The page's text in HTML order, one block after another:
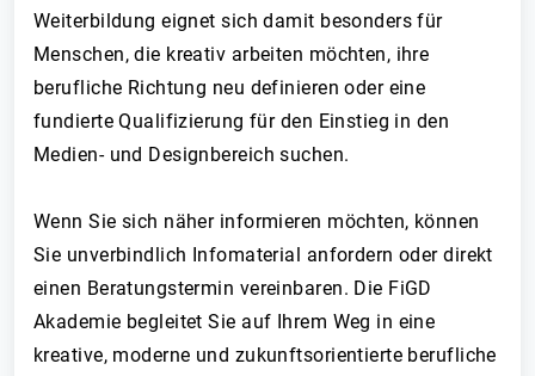
Weiterbildung eignet sich damit besonders für
Menschen, die kreativ arbeiten möchten, ihre
berufliche Richtung neu definieren oder eine
fundierte Qualifizierung für den Einstieg in den
Medien- und Designbereich suchen.
Wenn Sie sich näher informieren möchten, können
Sie unverbindlich Infomaterial anfordern oder direkt
einen Beratungstermin vereinbaren. Die FiGD
Akademie begleitet Sie auf Ihrem Weg in eine
kreative, moderne und zukunftsorientierte berufliche